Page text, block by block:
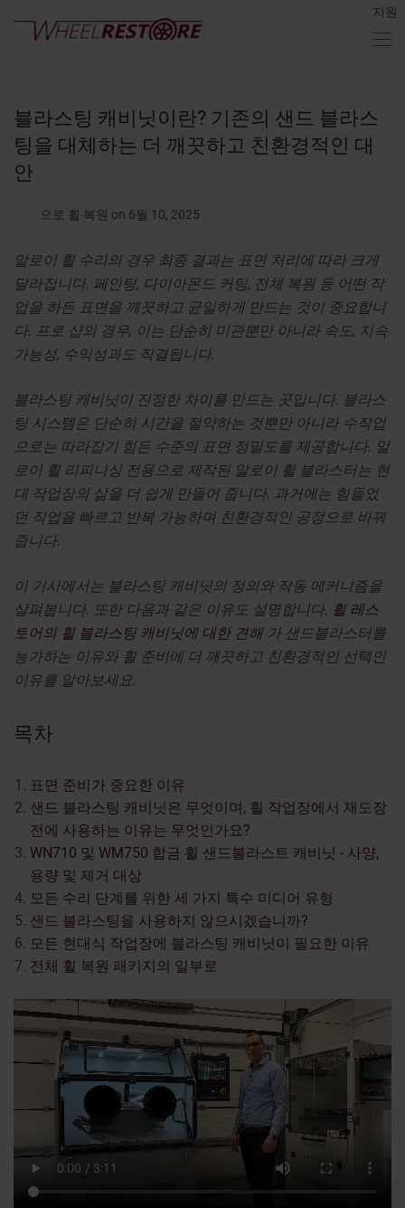
지원
블라스팅 캐비닛이란? 기존의 샌드 블라스
팅을 대체하는 더 깨끗하고 친환경적인 대
안
으로 휠 복원 on 6월 10, 2025
알로이 휠 수리의 경우 최종 결과는 표면 처리에 따라 크게
달라집니다. 페인팅, 다이아몬드 커팅, 전체 복원 등 어떤 작
업을 하든 표면을 깨끗하고 균일하게 만드는 것이 중요합니
다. 프로 샵의 경우, 이는 단순히 미관뿐만 아니라 속도, 지속
가능성, 수익성과도 직결됩니다.
블라스팅 캐비닛이 진정한 차이를 만드는 곳입니다. 블라스
팅 시스템은 단순히 시간을 절약하는 것뿐만 아니라 수작업
으로는 따라잡기 힘든 수준의 표면 정밀도를 제공합니다. 알
로이 휠 리피니싱 전용으로 제작된 알로이 휠 블라스터는 현
대 작업장의 삶을 더 쉽게 만들어 줍니다. 과거에는 힘들었
던 작업을 빠르고 반복 가능하며 친환경적인 공정으로 바꿔
줍니다.
이 기사에서는 블라스팅 캐비닛의 정의와 작동 메커니즘을
살펴봅니다. 또한 다음과 같은 이유도 설명합니다. 휠 레스
토어의 휠 블라스팅 캐비닛에 대한 견해가 샌드블라스터를
능가하는 이유와 휠 준비에 더 깨끗하고 친환경적인 선택인
이유를 알아보세요.
목차
표면 준비가 중요한 이유
샌드 블라스팅 캐비닛은 무엇이며, 휠 작업장에서 재도장
전에 사용하는 이유는 무엇인가요?
WN710 및 WM750 합금 휠 샌드블라스트 캐비닛 - 사양,
용량 및 제거 대상
모든 수리 단계를 위한 세 가지 특수 미디어 유형
샌드 블라스팅을 사용하지 않으시겠습니까?
모든 현대식 작업장에 블라스팅 캐비닛이 필요한 이유
전체 휠 복원 패키지의 일부로